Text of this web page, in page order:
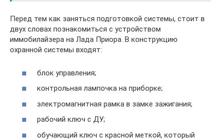
Перед тем как заняться подготовкой системы, стоит в
двух словах познакомиться с устройством
иммобилайзера на Лада Приора. В конструкцию
охранной системы входят:
блок управления;
контрольная лампочка на приборке;
электромагнитная рамка в замке зажигания;
рабочий ключ с ДУ;
обучающий ключ с красной меткой, который